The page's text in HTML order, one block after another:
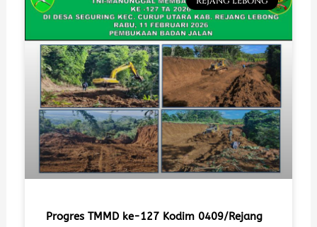
Progres TMMD ke-127 Kodim 0409/Rejang